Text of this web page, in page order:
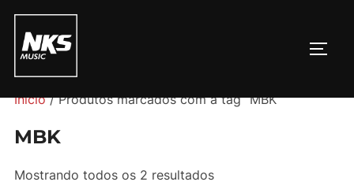
Pular
para
conteúdo
Início/ Produtos marcados com a tag “MBK”
MBK
Mostrando todos os 2 resultados